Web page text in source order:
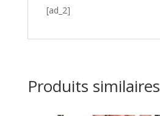
[ad_2]
Produits similaires